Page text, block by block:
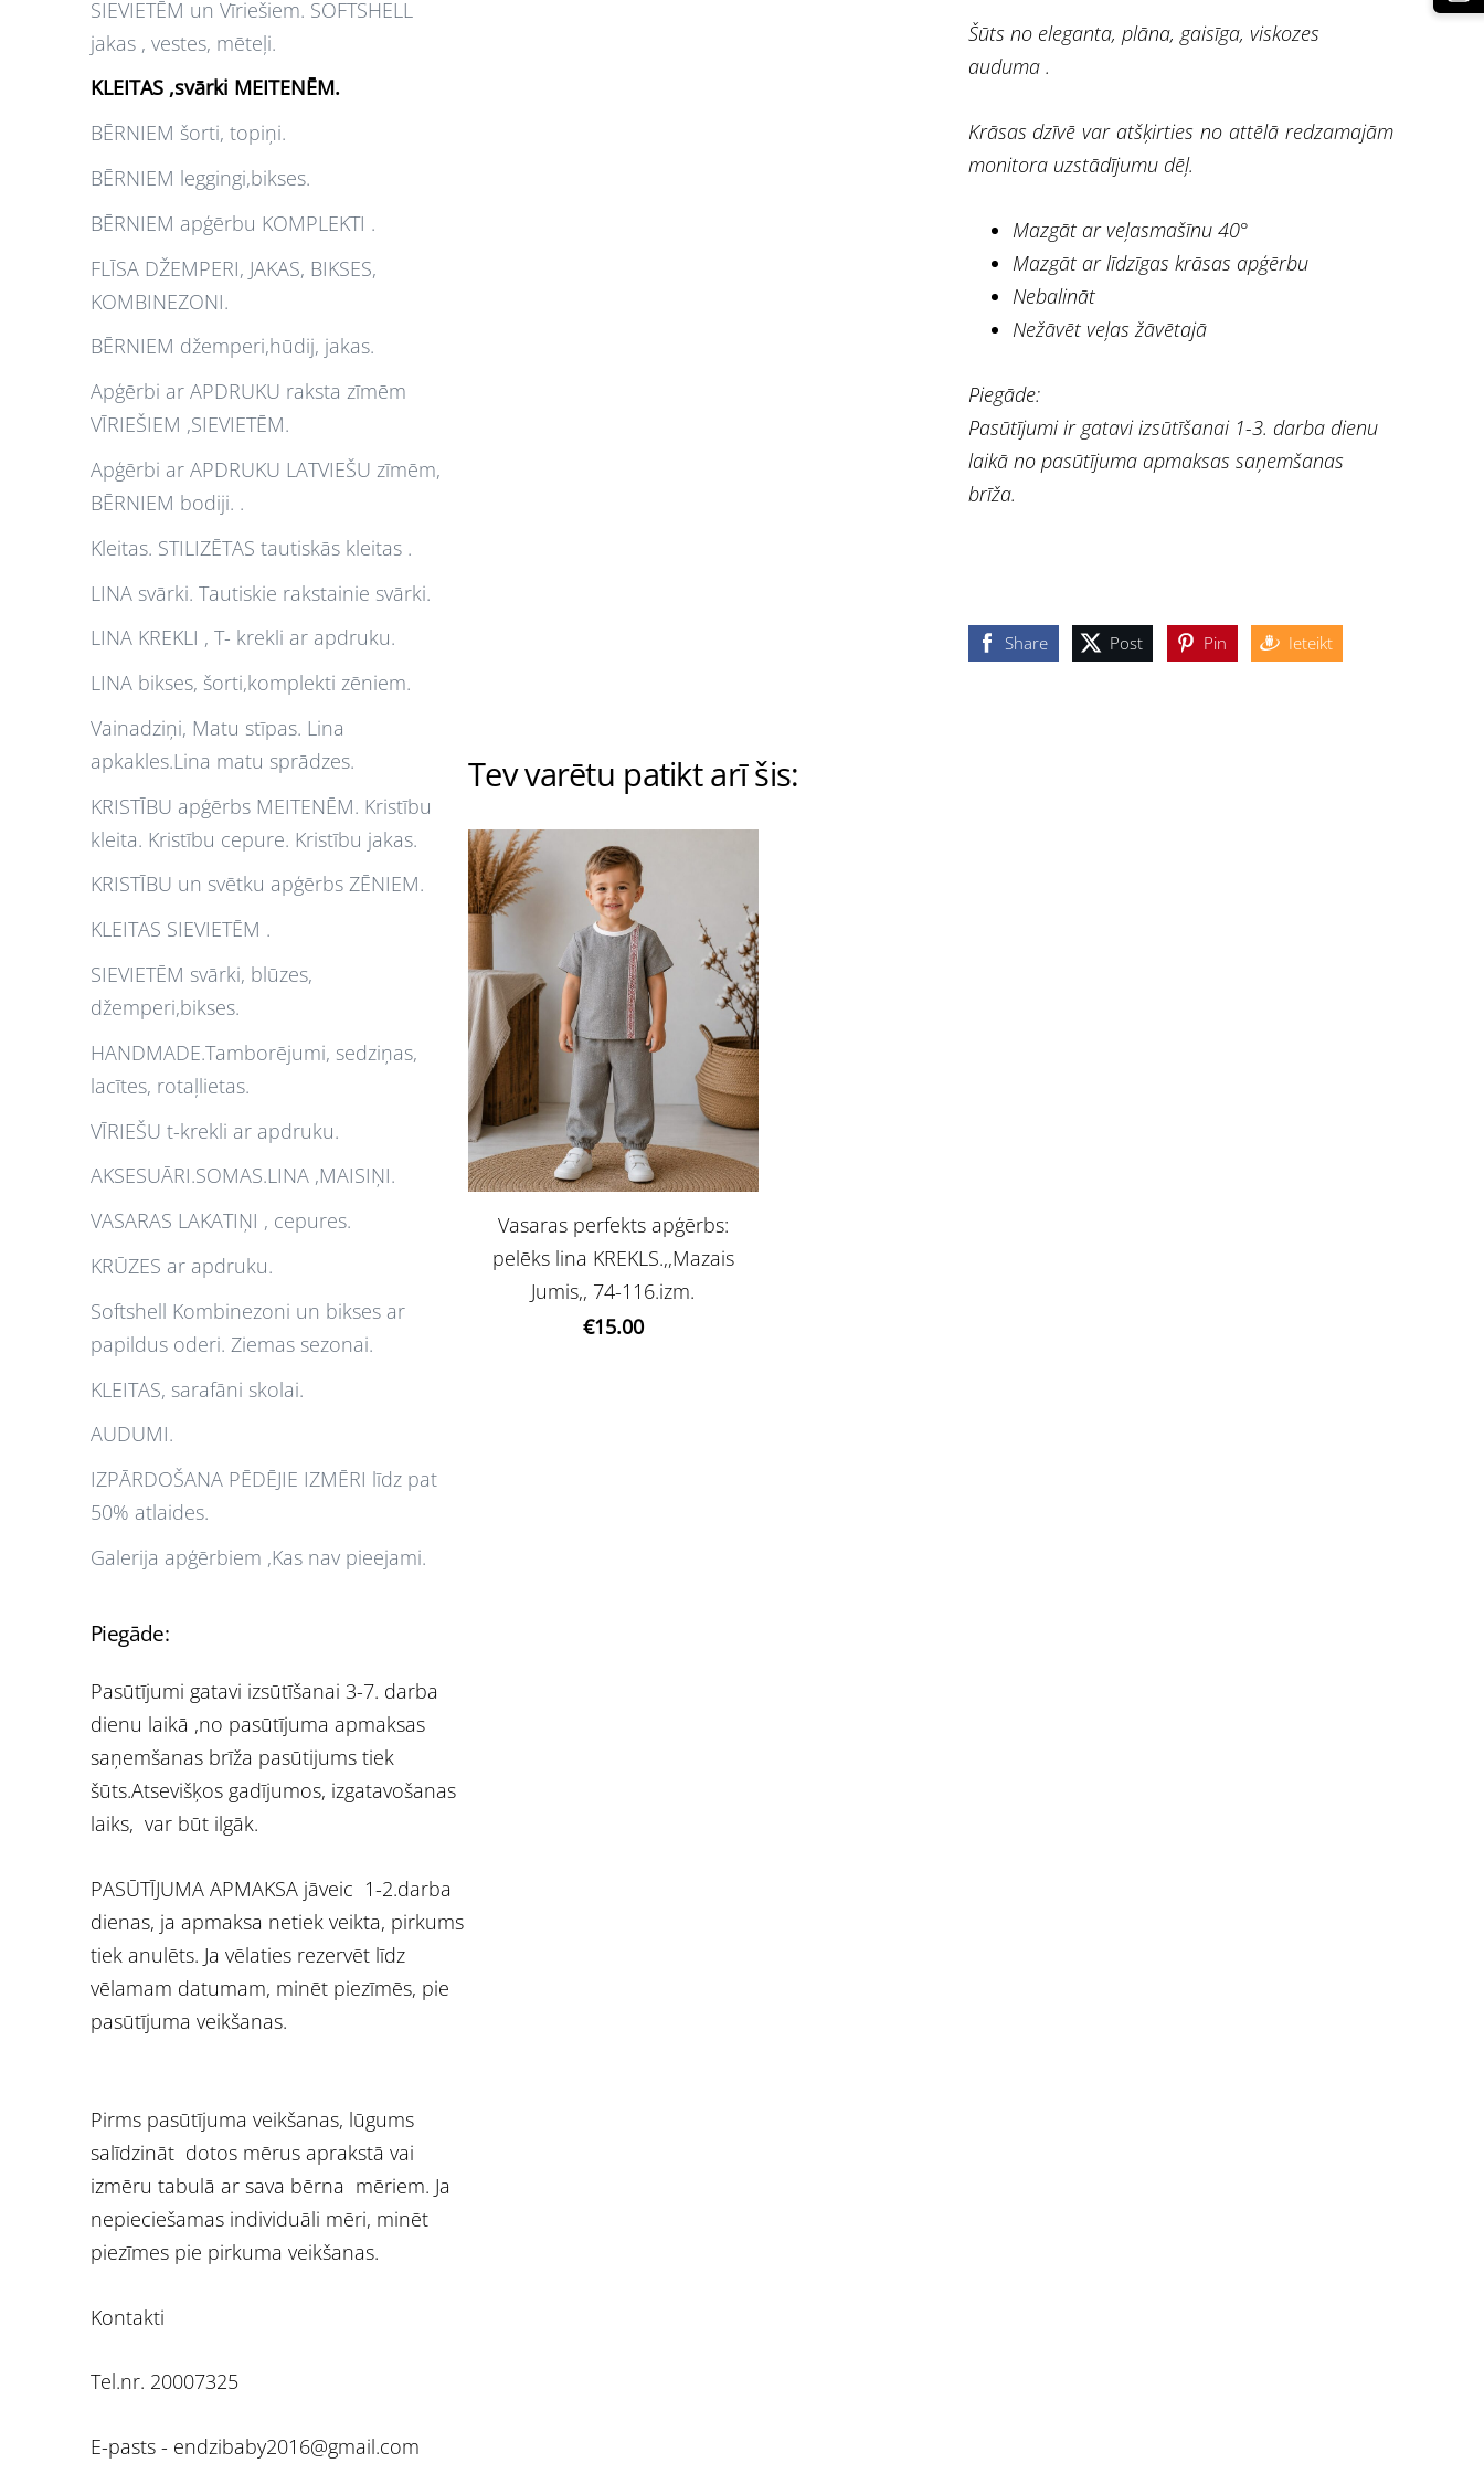
SIEVIETĒM un Vīriešiem. SOFTSHELL
jakas , vestes, mēteļi.
KLEITAS ,svārki MEITENĒM.
BĒRNIEM šorti, topiņi.
BĒRNIEM leggingi,bikses.
BĒRNIEM apģērbu KOMPLEKTI .
FLĪSA DŽEMPERI, JAKAS, BIKSES,
KOMBINEZONI.
BĒRNIEM džemperi,hūdij, jakas.
Apģērbi ar APDRUKU raksta zīmēm
VĪRIEŠIEM ,SIEVIETĒM.
Apģērbi ar APDRUKU LATVIEŠU zīmēm,
BĒRNIEM bodiji. .
Kleitas. STILIZĒTAS tautiskās kleitas .
LINA svārki. Tautiskie rakstainie svārki.
LINA KREKLI , T- krekli ar apdruku.
LINA bikses, šorti,komplekti zēniem.
Vainadziņi, Matu stīpas. Lina
apkakles.Lina matu sprādzes.
KRISTĪBU apģērbs MEITENĒM. Kristību
kleita. Kristību cepure. Kristību jakas.
KRISTĪBU un svētku apģērbs ZĒNIEM.
KLEITAS SIEVIETĒM .
SIEVIETĒM svārki, blūzes,
džemperi,bikses.
HANDMADE.Tamborējumi, sedziņas,
lacītes, rotaļlietas.
VĪRIEŠU t-krekli ar apdruku.
AKSESUĀRI.SOMAS.LINA ,MAISIŅI.
VASARAS LAKATIŅI , cepures.
KRŪZES ar apdruku.
Softshell Kombinezoni un bikses ar
papildus oderi. Ziemas sezonai.
KLEITAS, sarafāni skolai.
AUDUMI.
IZPĀRDOŠANA PĒDĒJIE IZMĒRI līdz pat
50% atlaides.
Galerija apģērbiem ,Kas nav pieejami.
Piegāde:
Pasūtījumi gatavi izsūtīšanai 3-7. darba
dienu laikā ,no pasūtījuma apmaksas
saņemšanas brīža pasūtijums tiek
šūts.Atsevišķos gadījumos, izgatavošanas
laiks, var būt ilgāk.
PASŪTĪJUMA APMAKSA jāveic 1-2.darba
dienas, ja apmaksa netiek veikta, pirkums
tiek anulēts. Ja vēlaties rezervēt līdz
vēlamam datumam, minēt piezīmēs, pie
pasūtījuma veikšanas.
Pirms pasūtījuma veikšanas, lūgums
salīdzināt dotos mērus aprakstā vai
izmēru tabulā ar sava bērna mēriem. Ja
nepieciešamas individuāli mēri, minēt
piezīmes pie pirkuma veikšanas.
Kontakti
Tel.nr. 20007325
E-pasts - endzibaby2016@gmail.com
Šūts no eleganta, plāna, gaisīga, viskozes
auduma .
Krāsas dzīvē var atšķirties no attēlā redzamajām
monitora uzstādījumu dēļ.
Mazgāt ar veļasmašīnu 40°
Mazgāt ar līdzīgas krāsas apģērbu
Nebalināt
Nežāvēt veļas žāvētajā
Piegāde:
Pasūtījumi ir gatavi izsūtīšanai 1-3. darba dienu
laikā no pasūtījuma apmaksas saņemšanas
brīža.
Share Post Pin Ieteikt
Tev varētu patikt arī šis:
Vasaras perfekts apģērbs:
pelēks lina KREKLS.,,Mazais
Jumis,, 74-116.izm.
€15.00